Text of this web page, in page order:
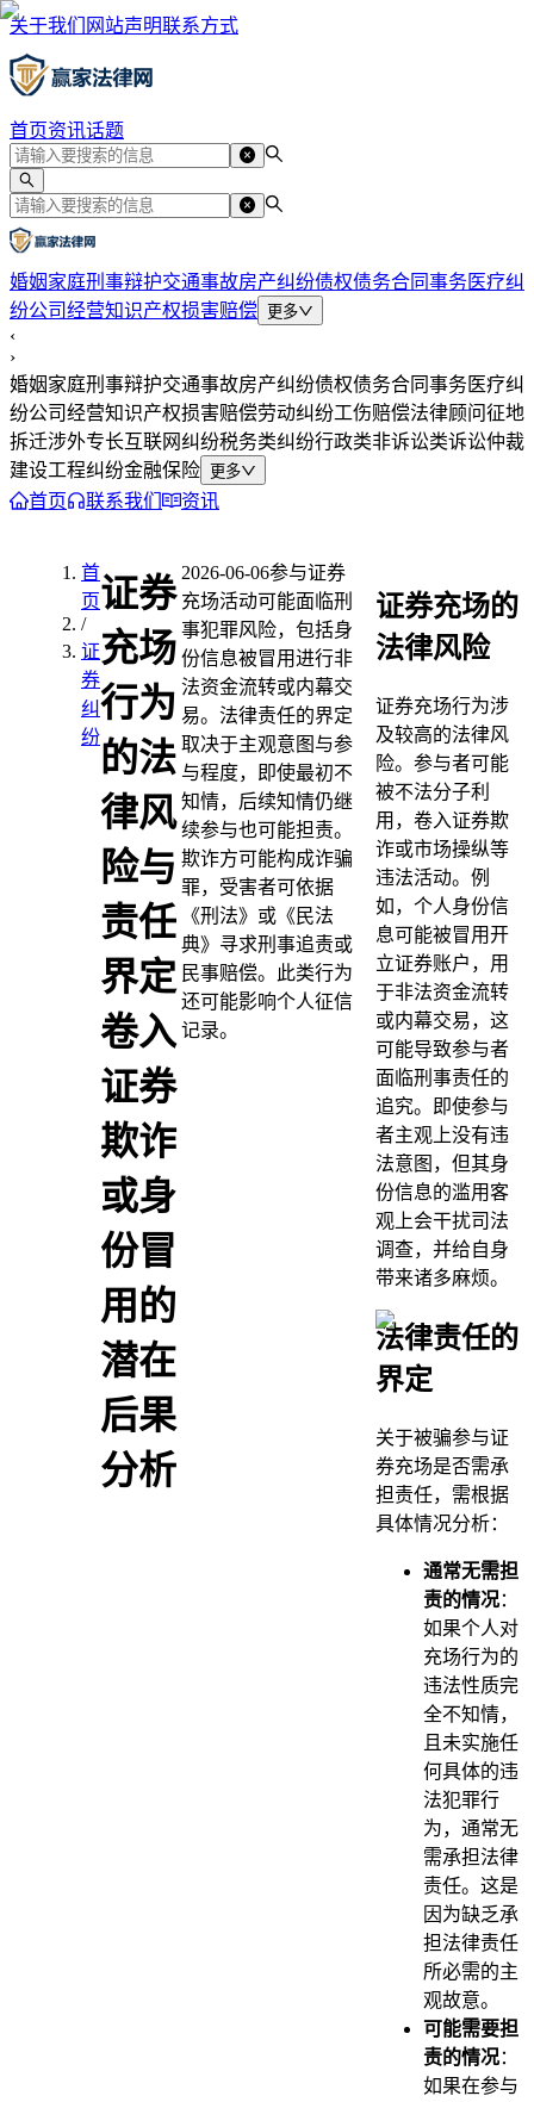
关于我们 网站声明联系方式
首页资讯话题
婚姻家庭刑事辩护交通事故房产纠纷债权债务合同事务医疗纠
纷公司经营知识产权损害赔偿 更多
‹
›
婚姻家庭刑事辩护交通事故房产纠纷债权债务合同事务医疗纠
纷公司经营知识产权损害赔偿劳动纠纷工伤赔偿法律顾问征地
拆迁涉外专长互联网纠纷税务类纠纷行政类非诉讼类诉讼仲裁
建设工程纠纷金融保险 更多
首页 联系我们 资讯
首
页
/
证
券
纠
纷
证券
充场
行为
的法
律风
险与
责任
界定
卷入
证券
欺诈
或身
份冒
用的
潜在
后果
分析
2026-06-06参与证券
充场活动可能面临刑
事犯罪风险，包括身
份信息被冒用进行非
法资金流转或内幕交
易。法律责任的界定
取决于主观意图与参
与程度，即使最初不
知情，后续知情仍继
续参与也可能担责。
欺诈方可能构成诈骗
罪，受害者可依据
《刑法》或《民法
典》寻求刑事追责或
民事赔偿。此类行为
还可能影响个人征信
记录。
证券充场的
法律风险
证券充场行为涉
及较高的法律风
险。参与者可能
被不法分子利
用，卷入证券欺
诈或市场操纵等
违法活动。例
如，个人身份信
息可能被冒用开
立证券账户，用
于非法资金流转
或内幕交易，这
可能导致参与者
面临刑事责任的
追究。即使参与
者主观上没有违
法意图，但其身
份信息的滥用客
观上会干扰司法
调查，并给自身
带来诸多麻烦。
法律责任的
界定
关于被骗参与证
券充场是否需承
担责任，需根据
具体情况分析：
通常无需担
责的情况：
如果个人对
充场行为的
违法性质完
全不知情，
且未实施任
何具体的违
法犯罪行
为，通常无
需承担法律
责任。这是
因为缺乏承
担法律责任
所必需的主
观故意。
可能需要担
责的情况：
如果在参与